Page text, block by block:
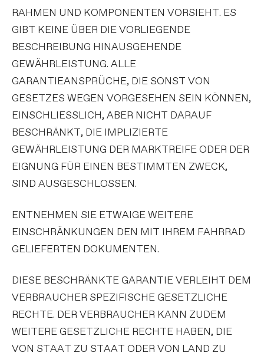
RAHMEN UND KOMPONENTEN VORSIEHT. ES
GIBT KEINE ÜBER DIE VORLIEGENDE
BESCHREIBUNG HINAUSGEHENDE
GEWÄHRLEISTUNG. ALLE
GARANTIEANSPRÜCHE, DIE SONST VON
GESETZES WEGEN VORGESEHEN SEIN KÖNNEN,
EINSCHLIESSLICH, ABER NICHT DARAUF
BESCHRÄNKT, DIE IMPLIZIERTE
GEWÄHRLEISTUNG DER MARKTREIFE ODER DER
EIGNUNG FÜR EINEN BESTIMMTEN ZWECK,
SIND AUSGESCHLOSSEN.
ENTNEHMEN SIE ETWAIGE WEITERE
EINSCHRÄNKUNGEN DEN MIT IHREM FAHRRAD
GELIEFERTEN DOKUMENTEN.
DIESE BESCHRÄNKTE GARANTIE VERLEIHT DEM
VERBRAUCHER SPEZIFISCHE GESETZLICHE
RECHTE. DER VERBRAUCHER KANN ZUDEM
WEITERE GESETZLICHE RECHTE HABEN, DIE
VON STAAT ZU STAAT ODER VON LAND ZU